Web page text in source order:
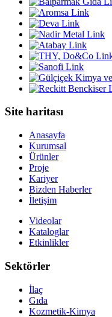
Site haritası
Anasayfa
Kurumsal
Ürünler
Proje
Kariyer
Bizden Haberler
İletişim
Videolar
Kataloglar
Etkinlikler
Sektörler
İlaç
Gıda
Kozmetik-Kimya